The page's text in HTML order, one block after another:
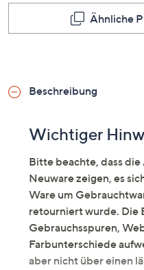
Ähnliche
Beschreibung
Wichtiger
Bitte beachte, dass
Neuware zeigen, es
Ware um
retourniert wurde. Die
Gebrauchsspuren,
Farbunterschiede
aber nicht über einen